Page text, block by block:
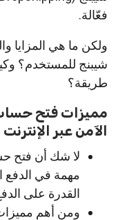
فعّالة.
ولكن ما هي المزايا
شيبنج للمستخدم؟
طريقة؟
مميزات فتح
الآمن عبر الإنترنت
لا شك أن فتح
مهمة في الدفع
القدرة على
ومن أهم